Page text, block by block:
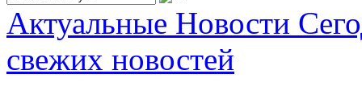
Актуальные Новости
свежих новостей